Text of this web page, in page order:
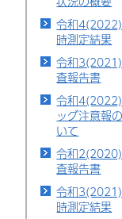
令和
時測定結果
令和
査報告書
令和
ッグ注意報
いて
令和
査報告書
令和
時測定結果